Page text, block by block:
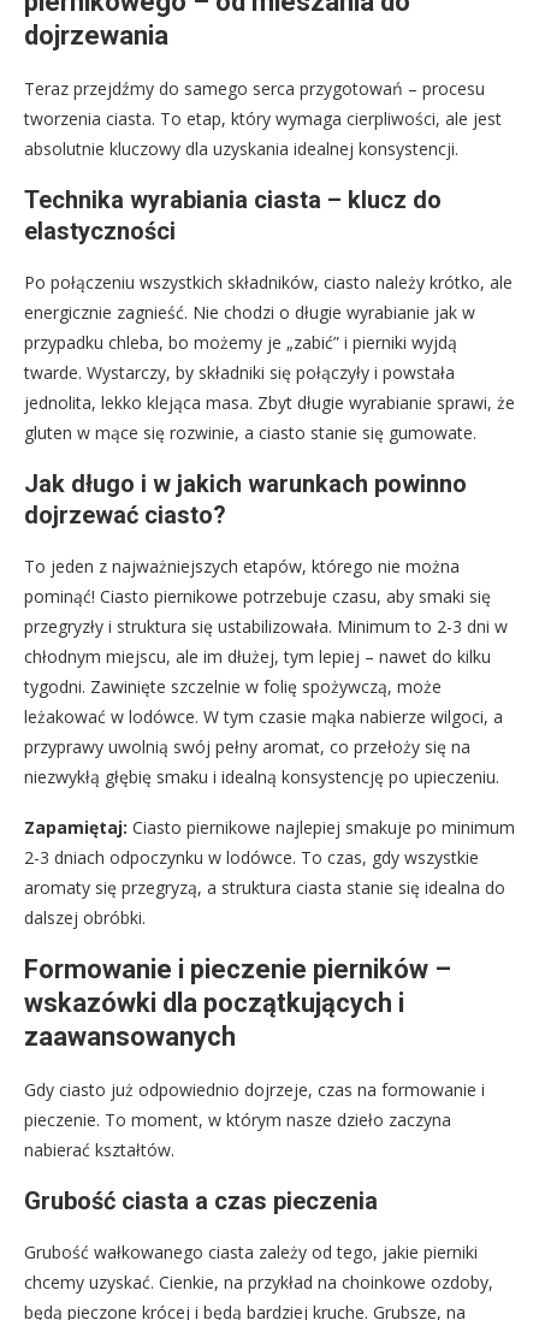
dojrzewania
Teraz przejdźmy do samego serca przygotowań – procesu
tworzenia ciasta. To etap, który wymaga cierpliwości, ale jest
absolutnie kluczowy dla uzyskania idealnej konsystencji.
Technika wyrabiania ciasta – klucz do
elastyczności
Po połączeniu wszystkich składników, ciasto należy krótko, ale
energicznie zagnieść. Nie chodzi o długie wyrabianie jak w
przypadku chleba, bo możemy je „zabić” i pierniki wyjdą
twarde. Wystarczy, by składniki się połączyły i powstała
jednolita, lekko klejąca masa. Zbyt długie wyrabianie sprawi, że
gluten w mące się rozwinie, a ciasto stanie się gumowate.
Jak długo i w jakich warunkach powinno
dojrzewać ciasto?
To jeden z najważniejszych etapów, którego nie można
pominąć! Ciasto piernikowe potrzebuje czasu, aby smaki się
przegryzły i struktura się ustabilizowała. Minimum to 2-3 dni w
chłodnym miejscu, ale im dłużej, tym lepiej – nawet do kilku
tygodni. Zawinięte szczelnie w folię spożywczą, może
leżakować w lodówce. W tym czasie mąka nabierze wilgoci, a
przyprawy uwolnią swój pełny aromat, co przełoży się na
niezwykłą głębię smaku i idealną konsystencję po upieczeniu.
Zapamiętaj: Ciasto piernikowe najlepiej smakuje po minimum
2-3 dniach odpoczynku w lodówce. To czas, gdy wszystkie
aromaty się przegryzą, a struktura ciasta stanie się idealna do
dalszej obróbki.
Formowanie i pieczenie pierników –
wskazówki dla początkujących i
zaawansowanych
Gdy ciasto już odpowiednio dojrzeje, czas na formowanie i
pieczenie. To moment, w którym nasze dzieło zaczyna
nabierać kształtów.
Grubość ciasta a czas pieczenia
Grubość wałkowanego ciasta zależy od tego, jakie pierniki
chcemy uzyskać. Cienkie, na przykład na choinkowe ozdoby,
będą pieczone krócej i będą bardziej kruche. Grubsze, na